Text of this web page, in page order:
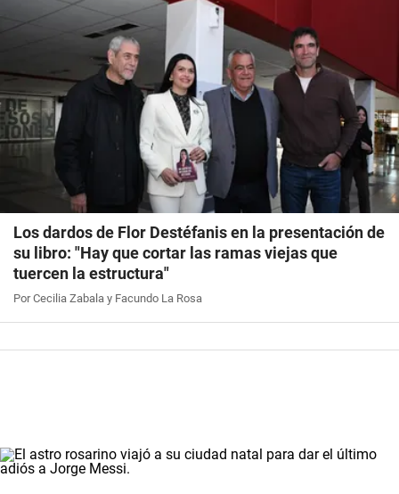
Los dardos de Flor Destéfanis en la presentación de
su libro: "Hay que cortar las ramas viejas que
tuercen la estructura"
Por Cecilia Zabala y Facundo La Rosa